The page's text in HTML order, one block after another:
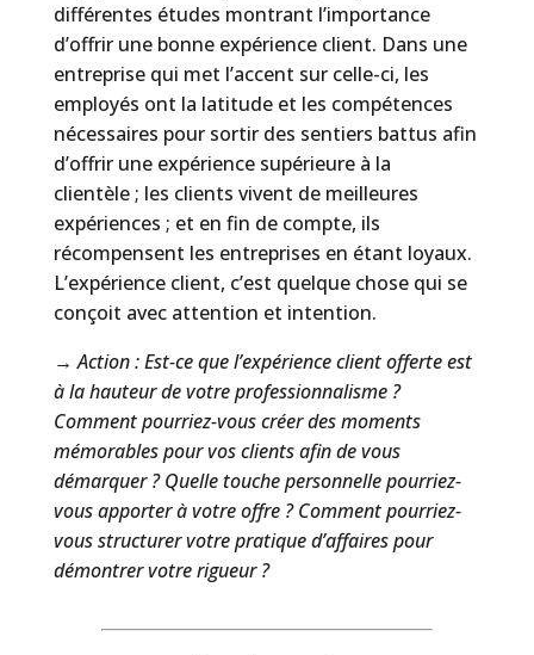
différentes études montrant l’importance
d’offrir une bonne expérience client. Dans une
entreprise qui met l’accent sur celle-ci, les
employés ont la latitude et les compétences
nécessaires pour sortir des sentiers battus afin
d’offrir une expérience supérieure à la
clientèle ; les clients vivent de meilleures
expériences ; et en fin de compte, ils
récompensent les entreprises en étant loyaux.
L’expérience client, c’est quelque chose qui se
conçoit avec attention et intention.
→ Action : Est-ce que l’expérience client offerte est
à la hauteur de votre professionnalisme ?
Comment pourriez-vous créer des moments
mémorables pour vos clients afin de vous
démarquer ? Quelle touche personnelle pourriez-
vous apporter à votre offre ? Comment pourriez-
vous structurer votre pratique d’affaires pour
démontrer votre rigueur ?